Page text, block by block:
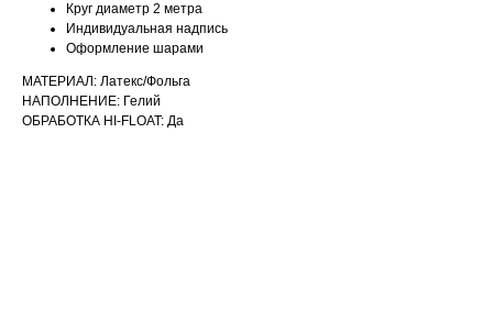
Круг диаметр 2 метра
Индивидуальная надпись
Оформление шарами
МАТЕРИАЛ: Латекс/Фольга
НАПОЛНЕНИЕ: Гелий
ОБРАБОТКА HI-FLOAT: Да